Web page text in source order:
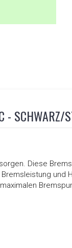
- SCHWARZ/
Diese
und